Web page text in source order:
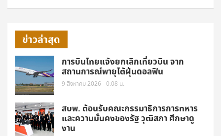
ข่าวล่าสุด
การบินไทยแจ้งยกเลิกเที่ยวบิน จาก
สถานการณ์พายุไต้ฝุ่นดอลฟิน
9 สิงหาคม 2026 - 0:08 น.
สบพ. ต้อนรับคณะกรรมาธิการการทหาร
และความมั่นคงของรัฐ วุฒิสภา ศึกษาดู
งาน